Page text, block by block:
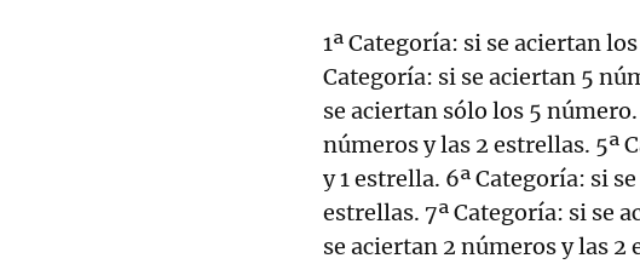
1ª Categoría: si se aciertan
Categoría: si se aciertan 5
se aciertan sólo los 5
números y las 2 estrellas. 5ª
y 1 estrella. 6ª Categoría: si
estrellas. 7ª Categoría: si se
se aciertan 2 números y las 2